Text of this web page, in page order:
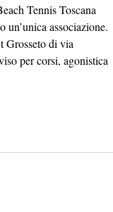
Tennis Toscana
associazione.
Grosseto di via
per corsi, agonistica